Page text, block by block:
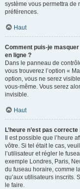
système vous permettra de
préférences.
Haut
Comment puis-je
en ligne ?
Dans le panneau de
vous trouverez l’option «
option, vous ne serez
vous-même. Vous serez
invisible.
Haut
L’heure n’est pas correcte
Il est possible que l’heure
vôtre. Si tel était le cas,
l’utilisateur et régler le
exemple Londres, Paris,
du fuseau horaire, comme
qu’aux utilisateurs inscrits.
le faire.